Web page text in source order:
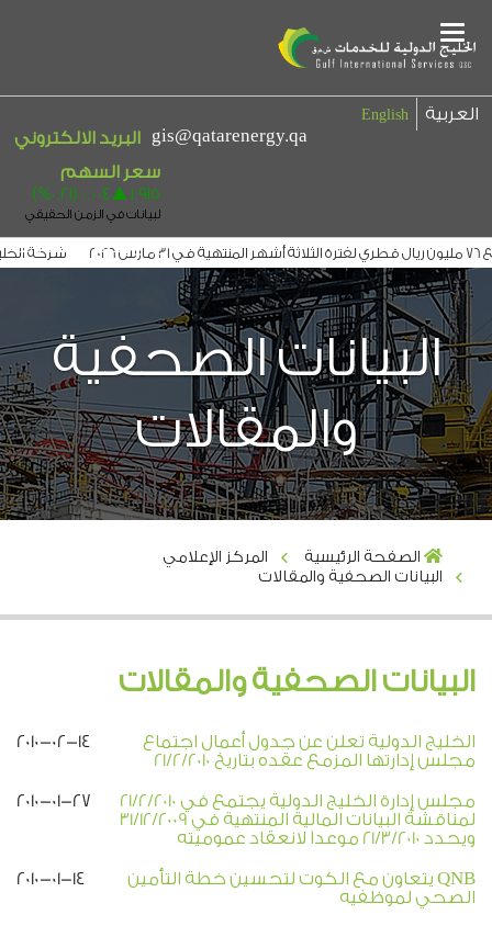
Main
Menu
البريد الالكتروني gis@qatarenergy.qa
بيان إخلاء المسؤولية
English العربية
شركة
الدولية توقع عقداً مع التجاري لتوزيع ارباحها لمدة 3 سنوات
البيانات الصحفية
والمقالات
الصفحة الرئيسية
المركز الإعلامي
البيانات الصحفية والمقالات
البيانات الصحفية والمقالات
الخليج الدولية تعلن عن جدول أعمال اجتماع
مجلس إدارتها المزمع عقده بتاريخ 21/2/2010
2010-02-14
مجلس إدارة الخليج الدولية يجتمع في 21/2/2010
لمناقشة البيانات المالية المنتهية في 31/12/2009
ويحدد 21/3/2010 موعداَ لانعقاد عموميته
2010-01-27
QNB يتعاون مع الكوت لتحسين خطة التأمين
الصحي لموظفيه
2010-01-14